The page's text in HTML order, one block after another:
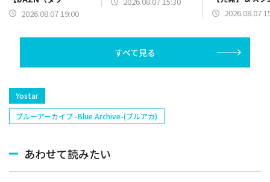
ン）】篇をポスト
2026.08.07 19:00
【野手】新登
塁手)、持丸泰
捕手)など
2026.08.07
すべて見る
Yostar
ブルーアーカイブ -Blue Archive-(ブルアカ)
あわせて読みたい